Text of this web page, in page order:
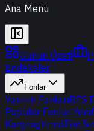
Ana Menu
Günün Özeti
Endeksler
Fonlar
Yatırım FonlarıBES
Popüler Fonlar Yeni
KarşılaştırmaFon